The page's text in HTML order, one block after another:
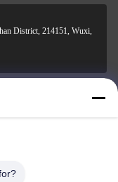
District, 214151, Wuxi,